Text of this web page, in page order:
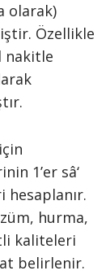
olarak)
Özellikle
nakitle
1’er sâ‘
hesaplanır.
hurma,
kaliteleri
belirlenir.